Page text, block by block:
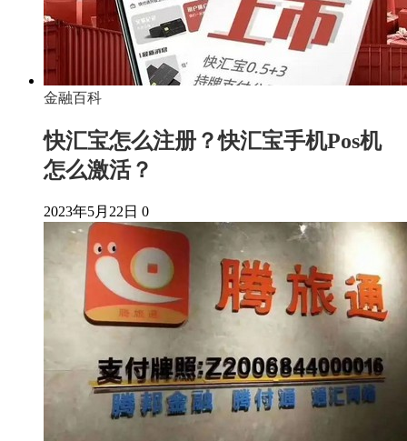
金融百科
快汇宝怎么注册？快汇宝手机Pos机
怎么激活？
2023年5月22日 0